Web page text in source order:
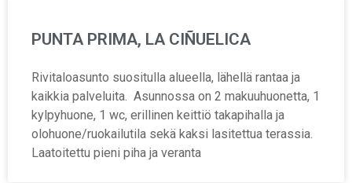
PUNTA PRIMA, LA CIÑUELICA
Rivitaloasunto suositulla alueella, lähellä rantaa ja
kaikkia palveluita. Asunnossa on 2 makuuhuonetta, 1
kylpyhuone, 1 wc, erillinen keittiö takapihalla ja
olohuone/ruokailutila sekä kaksi lasitettua terassia.
Laatoitettu pieni piha ja veranta